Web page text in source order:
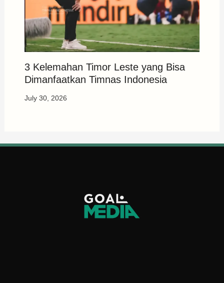
3 Kelemahan Timor Leste yang Bisa
Dimanfaatkan Timnas Indonesia
July 30, 2026